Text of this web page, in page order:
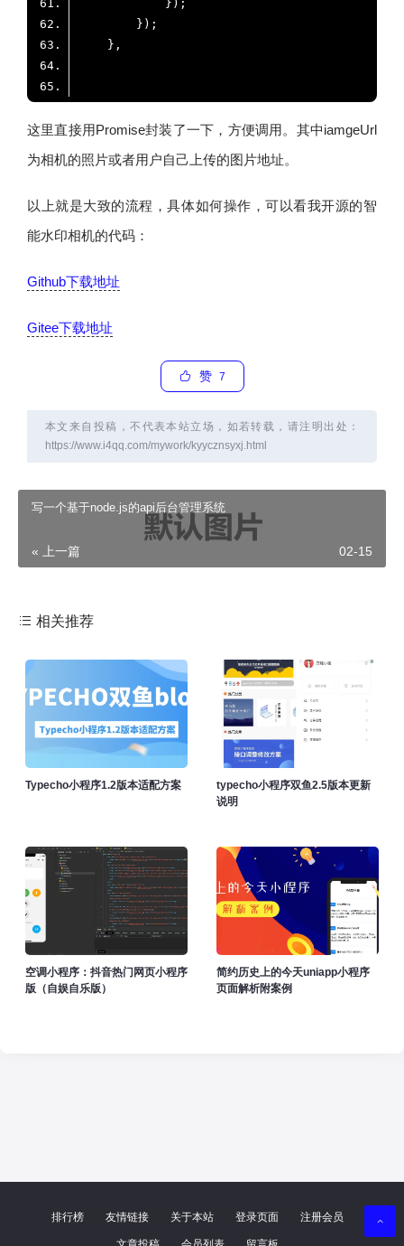
这里直接用Promise封装了一下，方便调用。其中iamgeUrl
为相机的照片或者用户自己上传的图片地址。
以上就是大致的流程，具体如何操作，可以看我开源的智
能水印相机的代码：
Github下载地址
Gitee下载地址
赞 7
本文来自投稿，不代表本站立场，如若转载，请注明出处：
https://www.i4qq.com/mywork/kyycznsyxj.html
写一个基于node.js的api后台管理系统
« 上一篇 02-15
相关推荐
Typecho小程序1.2版本适配方案
typecho小程序双鱼2.5版本更新
说明
空调小程序：抖音热门网页小程序
版（自娱自乐版）
简约历史上的今天uniapp小程序
页面解析附案例
排行榜 友情链接 关于本站 登录页面 注册会员